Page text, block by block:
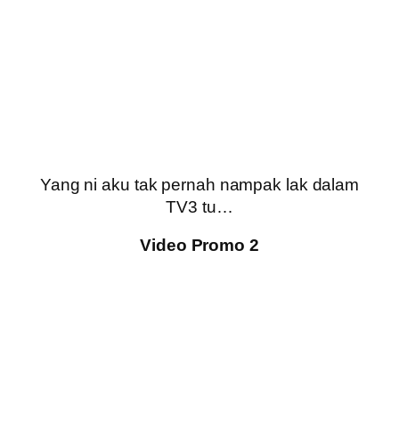
Yang ni aku tak pernah nampak lak dalam
TV3 tu…
Video Promo 2